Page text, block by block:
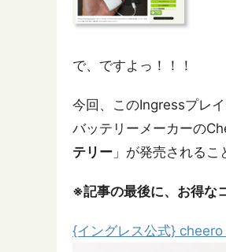
で、ですよっ！！！
今回、このIngressプレイ
バッテリーメーカーの
テリー 」が発売される
※記事の最後に、お得な
{イングレス公式}